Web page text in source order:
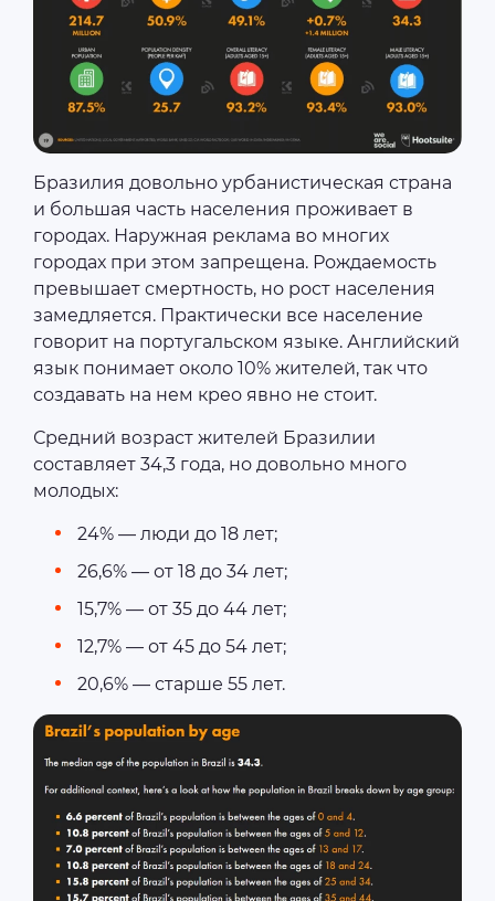
Бразилия довольно урбанистическая страна
и большая часть населения проживает в
городах. Наружная реклама во многих
городах при этом запрещена. Рождаемость
превышает смертность, но рост населения
замедляется. Практически все население
говорит на португальском языке. Английский
язык понимает около 10% жителей, так что
создавать на нем крео явно не стоит.
Средний возраст жителей Бразилии
составляет 34,3 года, но довольно много
молодых:
24% — люди до 18 лет;
26,6% — от 18 до 34 лет;
15,7% — от 35 до 44 лет;
12,7% — от 45 до 54 лет;
20,6% — старше 55 лет.